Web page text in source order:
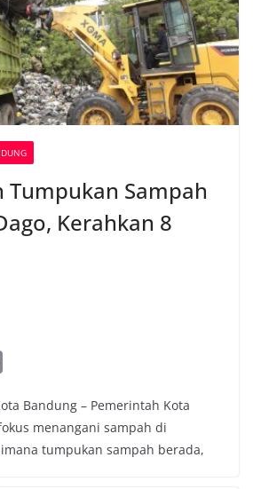
Tumpukan Sampah
Kerahkan 8
p
y
L
Bandung – Pemerintah Kota
menangani sampah di
tumpukan sampah berada,